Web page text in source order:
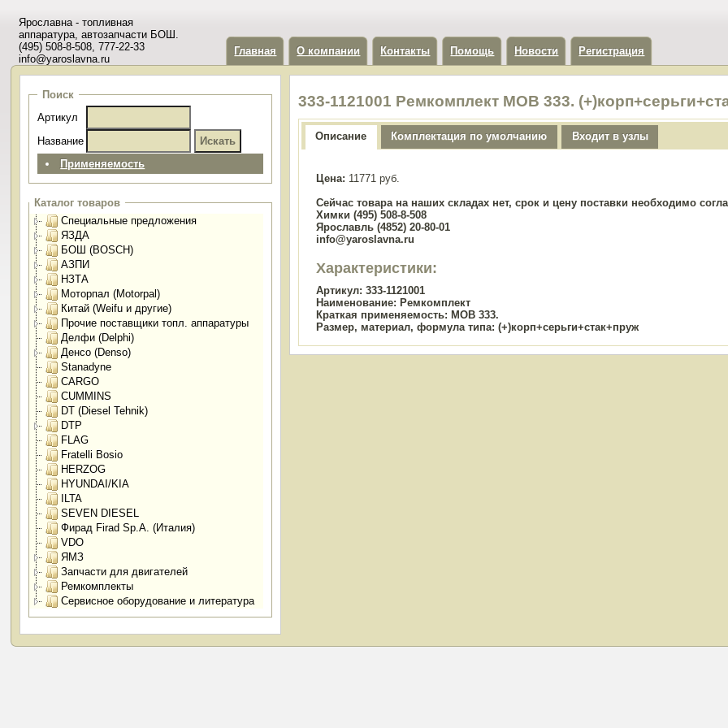
Ярославна - топливная
аппаратура, автозапчасти БОШ.
(495) 508-8-508, 777-22-33
info@yaroslavna.ru
Главная О компании Контакты Помощь Новости Регистрация
Поиск
Артикул
Название
Применяемость
Каталог товаров
Специальные предложения
ЯЗДА
БОШ (BOSCH)
АЗПИ
НЗТА
Моторпал (Motorpal)
Китай (Weifu и другие)
Прочие поставщики топл. аппаратуры
Делфи (Delphi)
Денсо (Denso)
Stanadyne
CARGO
CUMMINS
DT (Diesel Tehnik)
DTP
FLAG
Fratelli Bosio
HERZOG
HYUNDAI/KIA
ILTA
SEVEN DIESEL
Фирад Firad Sp.A. (Италия)
VDO
ЯМЗ
Запчасти для двигателей
Ремкомплекты
Сервисное оборудование и литература
333-1121001 Ремкомплект МОВ 333.
Описание Комплектация по умолчанию Входит в узлы
Цена: 11771 руб.
Сейчас товара на наших складах нет, срок и цену поставки необходимо
Химки (495) 508-8-508
Ярославль (4852) 20-80-01
info@yaroslavna.ru
Характеристики:
Артикул: 333-1121001
Наименование: Ремкомплект
Краткая применяемость: МОВ 333.
Размер, материал, формула типа: (+)корп+серьги+стак+пруж